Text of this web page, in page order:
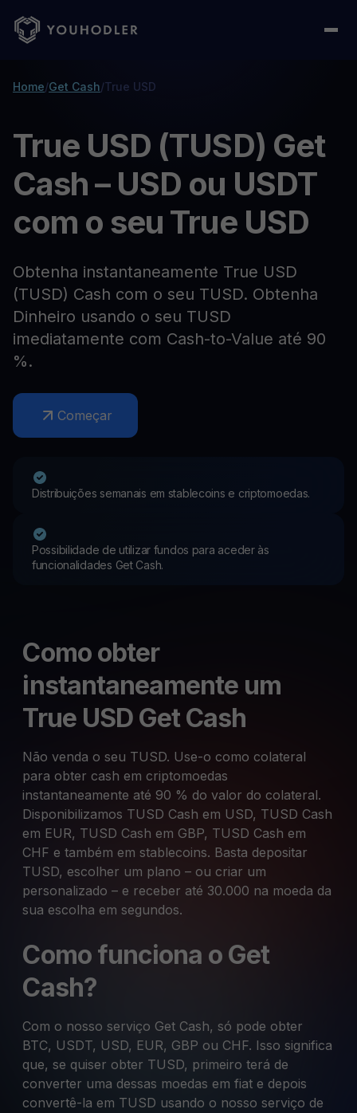
Home/Get Cash/True USD
True USD (TUSD) Get
Cash – USD ou USDT
com o seu True USD
Obtenha instantaneamente True USD
(TUSD) Cash com o seu TUSD. Obtenha
Dinheiro usando o seu TUSD
imediatamente com Cash-to-Value até 90
%.
Começar
Distribuições semanais em stablecoins e criptomoedas.
Possibilidade de utilizar fundos para aceder às
funcionalidades Get Cash.
Como obter
instantaneamente um
True USD Get Cash
Não venda o seu TUSD. Use-o como colateral
para obter cash em criptomoedas
instantaneamente até 90 % do valor do colateral.
Disponibilizamos TUSD Cash em USD, TUSD Cash
em EUR, TUSD Cash em GBP, TUSD Cash em
CHF e também em stablecoins. Basta depositar
TUSD, escolher um plano – ou criar um
personalizado – e receber até 30.000 na moeda da
sua escolha em segundos.
Como funciona o Get
Cash?
Com o nosso serviço Get Cash, só pode obter
BTC, USDT, USD, EUR, GBP ou CHF. Isso significa
que, se quiser obter TUSD, primeiro terá de
converter uma dessas moedas em fiat e depois
convertê-la em TUSD usando o nosso serviço de